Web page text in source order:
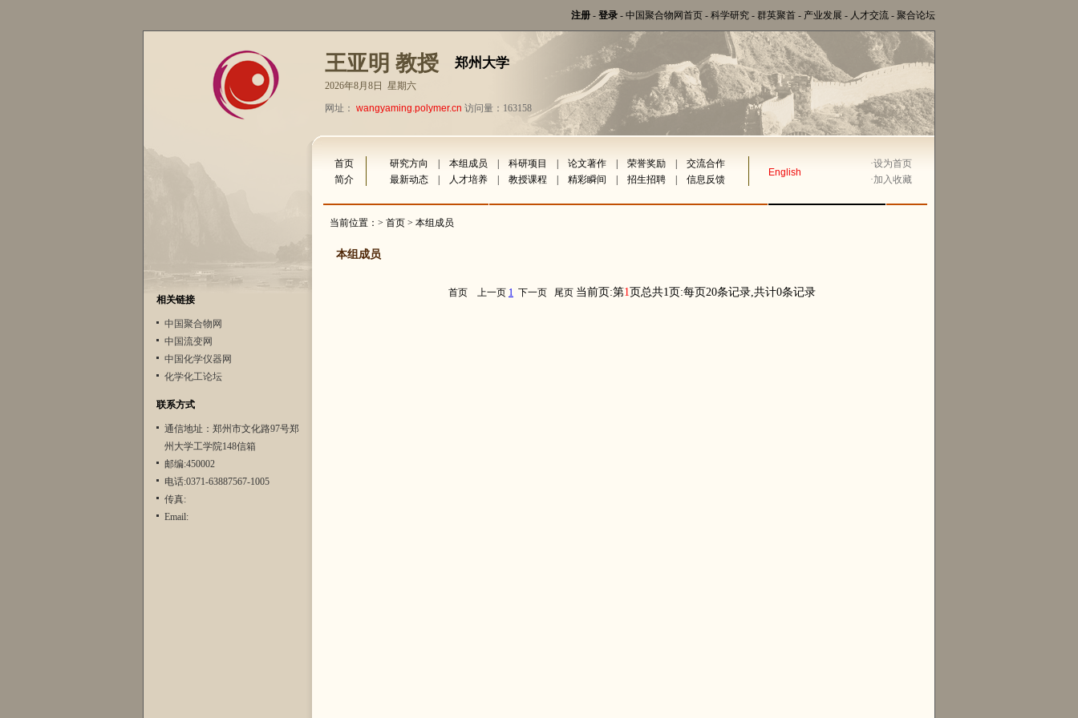
注册 - 登录 - 中国聚合物网首页 - 科学研究 - 群英聚首 - 产业发展 - 人才交流 - 聚合论坛
王亚明 教授 郑州大学
2026年8月8日 星期六
网址： wangyaming.polymer.cn 访问量：163158
相关链接
中国聚合物网
中国流变网
中国化学仪器网
化学化工论坛
联系方式
通信地址：郑州市文化路97号郑
州大学工学院148信箱
邮编:450002
电话:0371-63887567-1005
传真:
Email:
首页 研究方向 本组成员 科研项目 论文著作 荣誉奖励 交流合作
English
·设为首页
简介
最新动态 人才培养 教授课程 精彩瞬间 招生招聘 信息反馈 ·加入收藏
当前位置：> 首页 > 本组成员
本组成员
首页 上一页 1 下一页 尾页 当前页:第1页总共1页:每页20条记录,共计0条记录